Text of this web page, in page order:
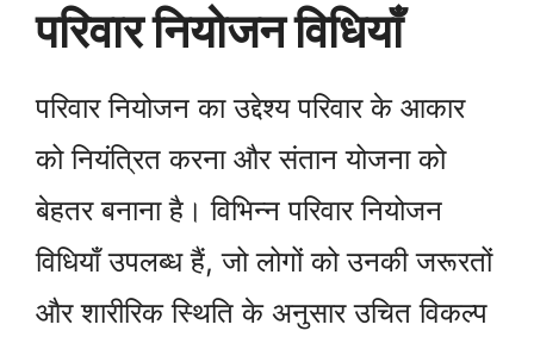
परिवार नियोजन विधियाँ
परिवार नियोजन का उद्देश्य परिवार के आकार
को नियंत्रित करना और संतान योजना को
बेहतर बनाना है। विभिन्न परिवार नियोजन
विधियाँ उपलब्ध हैं, जो लोगों को उनकी जरूरतों
और शारीरिक स्थिति के अनुसार उचित विकल्प